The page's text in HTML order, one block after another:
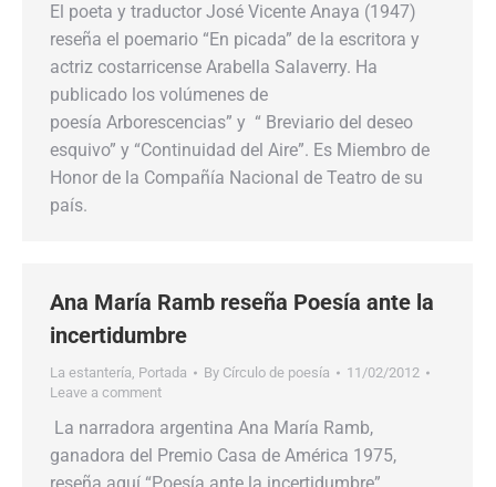
El poeta y traductor José Vicente Anaya (1947)
reseña el poemario “En picada” de la escritora y
actriz costarricense Arabella Salaverry. Ha
publicado los volúmenes de
poesía Arborescencias” y “ Breviario del deseo
esquivo” y “Continuidad del Aire”. Es Miembro de
Honor de la Compañía Nacional de Teatro de su
país.
Ana María Ramb reseña Poesía ante la
incertidumbre
La estantería, Portada By Círculo de poesía
11/02/2012
Leave a comment
La narradora argentina Ana María Ramb,
ganadora del Premio Casa de América 1975,